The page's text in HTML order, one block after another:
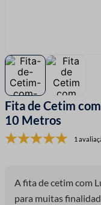
Fita de Cetim
10 Metros
1
A fita de cetim com
para muitas